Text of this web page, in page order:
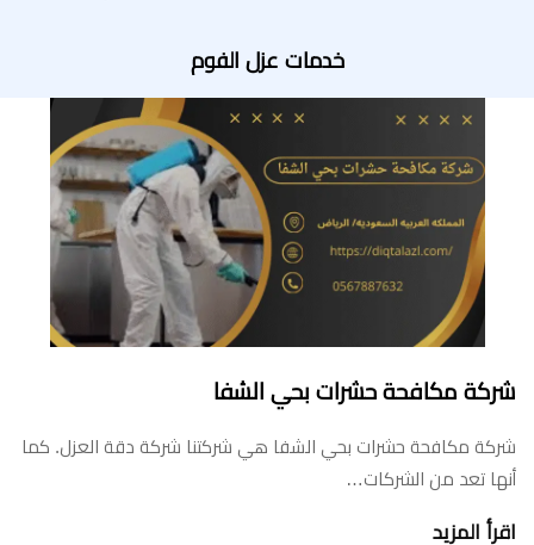
خدمات عزل الفوم
شركة مكافحة حشرات بحي الشفا
شركة مكافحة حشرات بحي الشفا هي شركتنا شركة دقة العزل. كما
أنها تعد من الشركات…
اقرأ المزيد